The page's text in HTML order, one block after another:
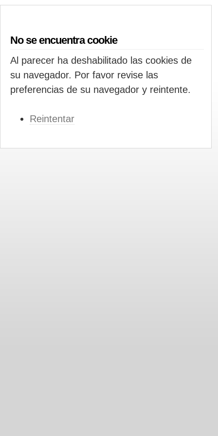
No se encuentra cookie
Al parecer ha deshabilitado las cookies de
su navegador. Por favor revise las
preferencias de su navegador y reintente.
Reintentar